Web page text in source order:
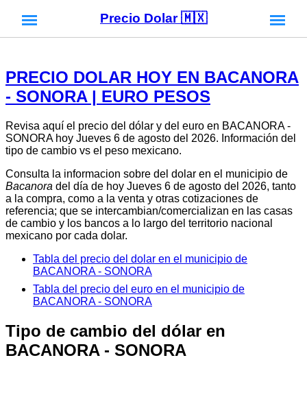
Precio Dolar 🇲🇽
PRECIO DOLAR HOY EN BACANORA
- SONORA | EURO PESOS
Revisa aquí el precio del dólar y del euro en BACANORA -
SONORA hoy Jueves 6 de agosto del 2026. Información del
tipo de cambio vs el peso mexicano.
Consulta la informacion sobre del dolar en el municipio de
Bacanora del día de hoy Jueves 6 de agosto del 2026, tanto
a la compra, como a la venta y otras cotizaciones de
referencia; que se intercambian/comercializan en las casas
de cambio y los bancos a lo largo del territorio nacional
mexicano por cada dolar.
Tabla del precio del dolar en el municipio de
BACANORA - SONORA
Tabla del precio del euro en el municipio de
BACANORA - SONORA
Tipo de cambio del dólar en
BACANORA - SONORA